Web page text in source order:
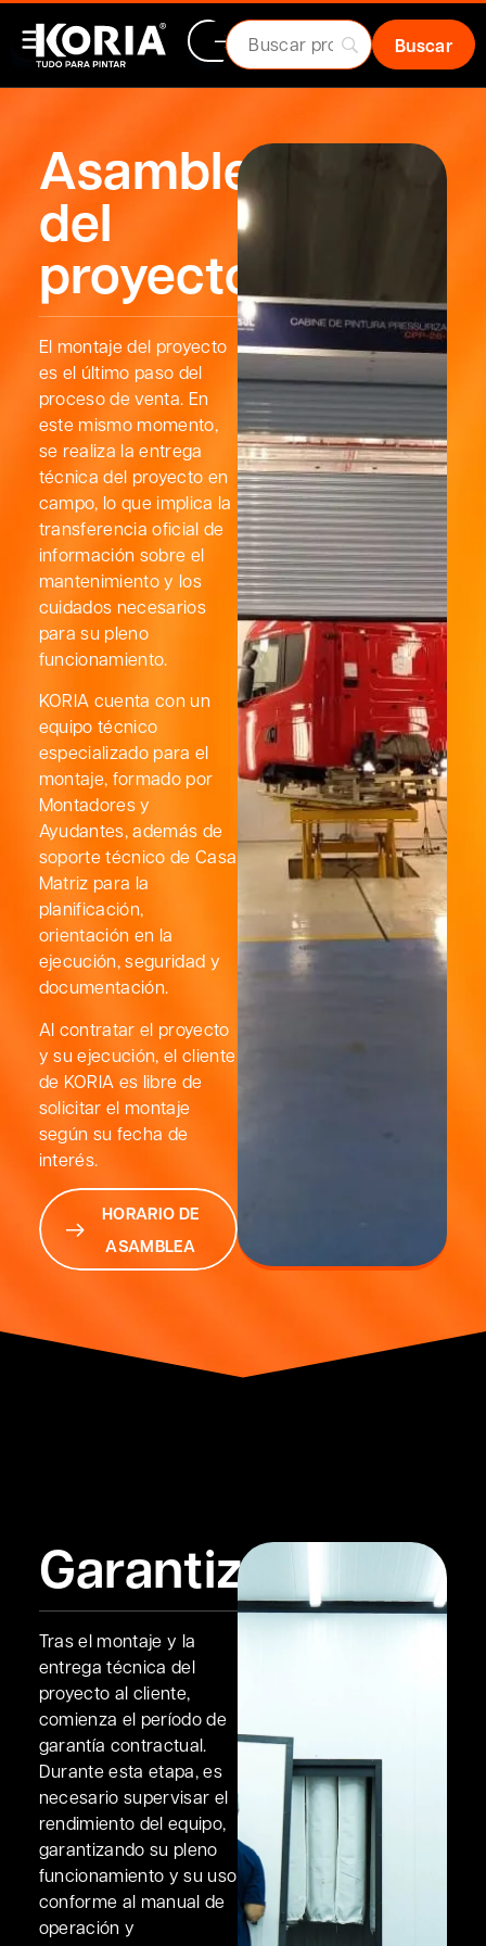
Asamblea
del
proyecto
El montaje del proyecto
es el último paso del
proceso de venta. En
este mismo momento,
se realiza la entrega
técnica del proyecto en
campo, lo que implica la
transferencia oficial de
información sobre el
mantenimiento y los
cuidados necesarios
para su pleno
funcionamiento.
KORIA cuenta con un
equipo técnico
especializado para el
montaje, formado por
Montadores y
Ayudantes, además de
soporte técnico de Casa
Matriz para la
planificación,
orientación en la
ejecución, seguridad y
documentación.
Al contratar el proyecto
y su ejecución, el cliente
de KORIA es libre de
solicitar el montaje
según su fecha de
interés.
HORARIO DE
ASAMBLEA
Garantizar
Tras el montaje y la
entrega técnica del
proyecto al cliente,
comienza el período de
garantía contractual.
Durante esta etapa, es
necesario supervisar el
rendimiento del equipo,
garantizando su pleno
funcionamiento y su uso
conforme al manual de
operación y